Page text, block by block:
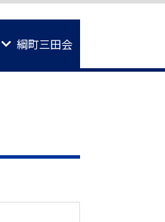
綱町三田会